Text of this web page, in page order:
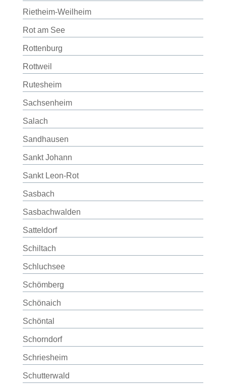
Rietheim-Weilheim
Rot am See
Rottenburg
Rottweil
Rutesheim
Sachsenheim
Salach
Sandhausen
Sankt Johann
Sankt Leon-Rot
Sasbach
Sasbachwalden
Satteldorf
Schiltach
Schluchsee
Schömberg
Schönaich
Schöntal
Schorndorf
Schriesheim
Schutterwald